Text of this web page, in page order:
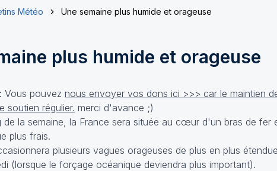
Météo Une semaine plus humide et orageuse
plus humide et orageuse
: Vous pouvez nous envoyer vos dons ici >>> car le maintien
soutien régulier. merci d'avance ;)
la semaine, la France sera située au cœur d'un bras de fer
plus frais.
plusieurs vagues orageuses de plus en plus
(lorsque le forçage océanique deviendra plus important).